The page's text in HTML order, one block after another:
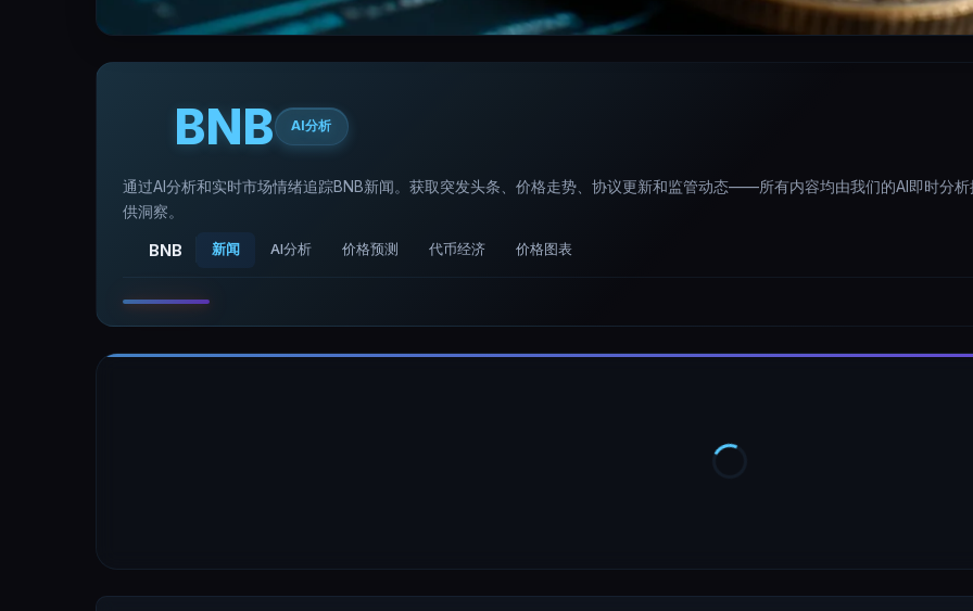
BNB AI分析
通过AI分析和实时市场情绪追踪BNB新闻。获取突发头条、价格走势、协议更新和监管动态——所有内容均由我们的AI即时分析
供洞察。
BNB 新闻 AI分析 价格预测 代币经济 价格图表